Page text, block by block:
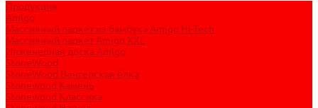
Продукция
Amigo
Массивный паркет из бамбука Amigo Hi-Tech
Массивный паркет Amigo XXL
Инженерная доска Amigo
StoneWood
StoneWood Венгерская ёлка
Stonewood Камень
Stonewood Классика